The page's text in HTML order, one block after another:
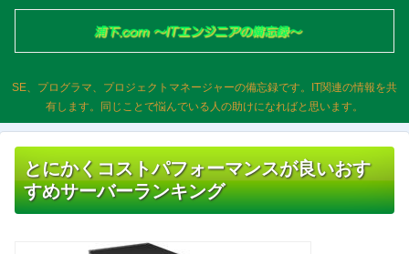
SE、プログラマ、プロジェクトマネージャーの備忘録です。IT関連の情報を共
有します。同じことで悩んでいる人の助けになればと思います。
とにかくコストパフォーマンスが良いおす
すめサーバーランキング